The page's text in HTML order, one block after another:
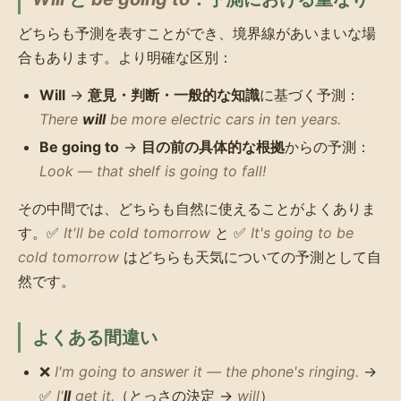
どちらも予測を表すことができ、境界線があいまいな場
合もあります。より明確な区別：
Will → 意見・判断・一般的な知識に基づく予測：
There willbe more electric cars in ten years.
Be going to → 目の前の具体的な根拠からの予測：
Look — that shelf is going to fall!
その中間では、どちらも自然に使えることがよくありま
す。✅ It'll be cold tomorrow と ✅ It's going to be
cold tomorrow はどちらも天気についての予測として自
然です。
よくある間違い
❌ I'm going to answer it — the phone's ringing. →
✅ I'llget it. （とっさの決定 → will）